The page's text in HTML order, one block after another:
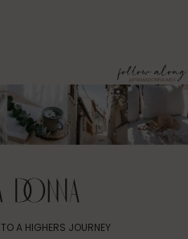
A HIGHERS JOURNEY